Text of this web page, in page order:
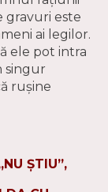
gravuri este
ai legilor.
ele pot intra
singur
ruşine
ŞTIU”,